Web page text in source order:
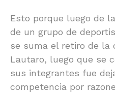
Esto porque luego de
de un grupo de
se suma el retiro de la
Lautaro, luego que se
sus integrantes fue
competencia por